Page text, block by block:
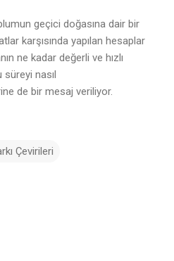
geçici doğasına dair bir
karşısında yapılan hesaplar
ne kadar değerli ve hızlı
nasıl
de bir mesaj veriliyor.
Çevirileri